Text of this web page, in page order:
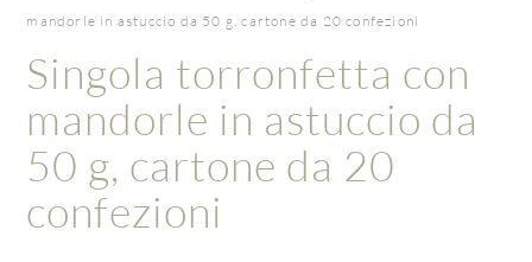
mandorle in astuccio da 50 g, cartone da 20 confezioni
Singola torronfetta con
mandorle in astuccio da
50 g, cartone da 20
confezioni